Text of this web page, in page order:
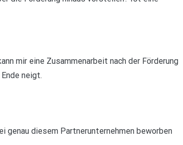
mir eine Zusammenarbeit nach der Förderung
neigt.
genau diesem Partnerunternehmen beworben